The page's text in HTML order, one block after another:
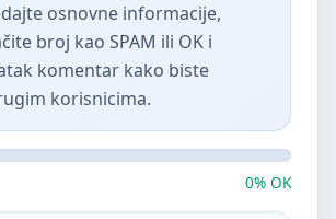
osnovne informacije,
broj kao SPAM ili OK i
komentar kako biste
korisnicima.
0% OK